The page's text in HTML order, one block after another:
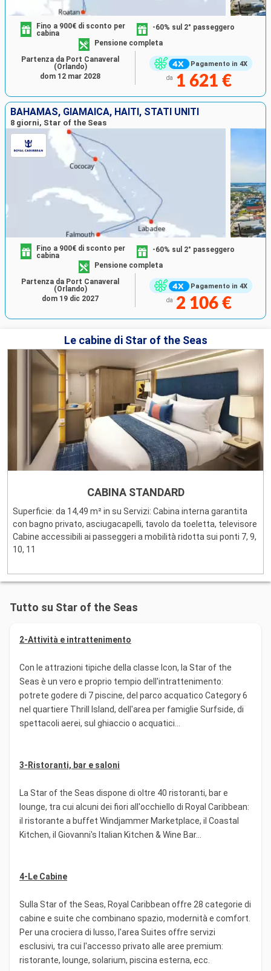
Pagamento in 4X
Fino a 900€ di sconto per
cabina
-60% sul 2° passeggero
Pensione completa
da 1 621 €
Partenza da Port Canaveral
(Orlando)
dom 12 mar 2028
BAHAMAS, GIAMAICA, HAITI, STATI UNITI
8 giorni, Star of the Seas
Pagamento in 4X
Fino a 900€ di sconto per
cabina
-60% sul 2° passeggero
Pensione completa
da 2 106 €
Partenza da Port Canaveral
(Orlando)
dom 19 dic 2027
Le cabine di Star of the Seas
CABINA STANDARD
Superficie: da 14,49 m² in su Servizi: Cabina interna garantita
con bagno privato, asciugacapelli, tavolo da toeletta, televisore
Cabine accessibili ai passeggeri a mobilità ridotta sui ponti 7, 9,
10, 11
Tutto su Star of the Seas
2-Attività e intrattenimento
Con le attrazioni tipiche della classe Icon, la Star of the
Seas è un vero e proprio tempio dell'intrattenimento:
potrete godere di 7 piscine, del parco acquatico Category 6
nel quartiere Thrill Island, dell'area per famiglie Surfside, di
spettacoli aerei, sul ghiaccio o acquatici...
3-Ristoranti, bar e saloni
La Star of the Seas dispone di oltre 40 ristoranti, bar e
lounge, tra cui alcuni dei fiori all'occhiello di Royal Caribbean:
il ristorante a buffet Windjammer Marketplace, il Coastal
Kitchen, il Giovanni's Italian Kitchen & Wine Bar...
4-Le Cabine
Sulla Star of the Seas, Royal Caribbean offre 28 categorie di
cabine e suite che combinano spazio, modernità e comfort.
Per una crociera di lusso, l'area Suites offre servizi
esclusivi, tra cui l'accesso privato alle aree premium:
ristorante, lounge, solarium, piscina esterna, ecc.